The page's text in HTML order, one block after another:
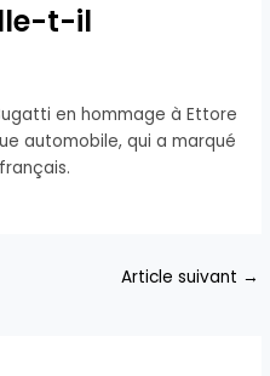
t-il
en hommage à Ettore
automobile, qui a marqué
Article suivant →